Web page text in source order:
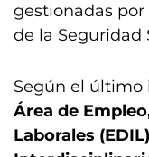
gestionadas
de la Seguridad
Según el último
Área de
Laborales (EDIL)